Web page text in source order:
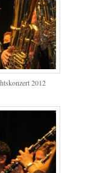
2012